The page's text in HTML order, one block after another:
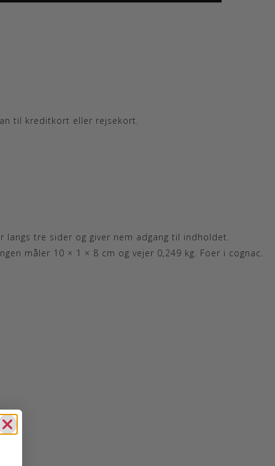
til kreditkort eller rejsekort.
tre sider og giver nem adgang til indholdet.
måler 10 × 1 × 8 cm og vejer 0,249 kg. Foer i cognac.